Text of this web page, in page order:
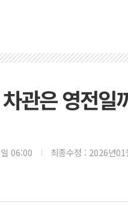
관은 영전
06:00 최종수정 : 2026년